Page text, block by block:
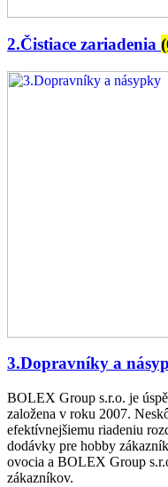
2.Čistiace zariadenia
3.Dopravníky a
BOLEX Group s.r.o. je
založena v roku 2007.
efektívnejšiemu riadeniu
dodávky pre hobby
ovocia a BOLEX Group
zákazníkov.